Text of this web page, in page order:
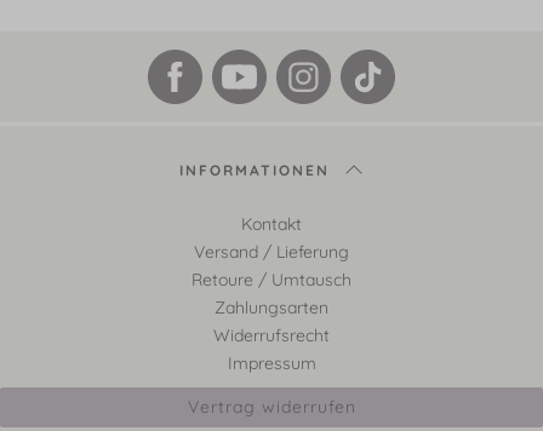
INFORMATIONEN
Kontakt
Versand / Lieferung
Retoure / Umtausch
Zahlungsarten
Widerrufsrecht
Impressum
Vertrag widerrufen